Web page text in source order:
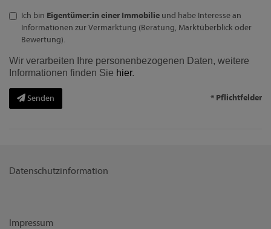
Ich bin Eigentümer:in einer Immobilie und habe Interesse an
Informationen zur Vermarktung (Beratung, Marktüberblick oder
Bewertung).
Wir verarbeiten Ihre personenbezogenen Daten, weitere
Informationen finden Sie hier.
Senden * Pflichtfelder
Datenschutzinformation
Impressum